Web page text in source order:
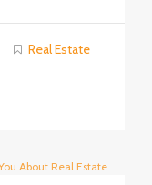
Real Estate